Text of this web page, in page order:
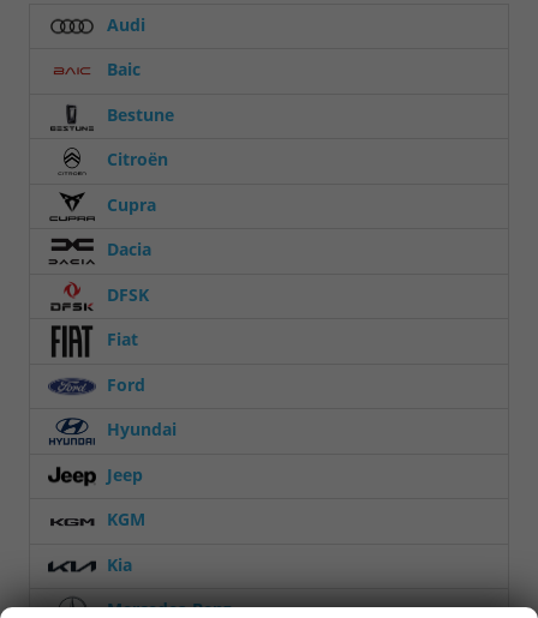
Audi
Baic
Bestune
Citroën
Cupra
Dacia
DFSK
Fiat
Ford
Hyundai
Jeep
KGM
Kia
Mercedes-Benz